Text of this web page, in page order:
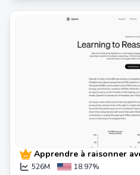
Apprendre à raisonner
526M 18.97%